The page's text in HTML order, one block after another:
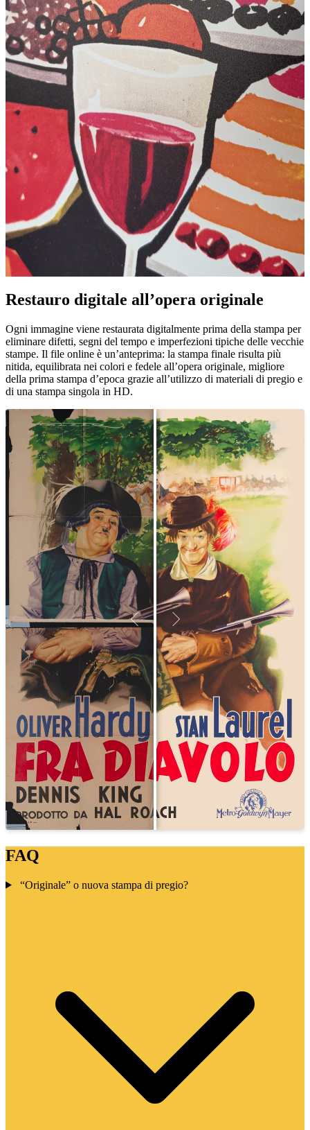
Restauro digitale all’opera originale
Ogni immagine viene restaurata digitalmente prima della stampa per
eliminare difetti, segni del tempo e imperfezioni tipiche delle vecchie
stampe. Il file online è un’anteprima: la stampa finale risulta più
nitida, equilibrata nei colori e fedele all’opera originale, migliore
della prima stampa d’epoca grazie all’utilizzo di materiali di pregio e
di una stampa singola in HD.
FAQ
“Originale” o nuova stampa di pregio?